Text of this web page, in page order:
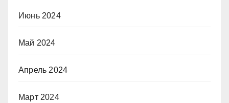
Июнь 2024
Май 2024
Апрель 2024
Март 2024